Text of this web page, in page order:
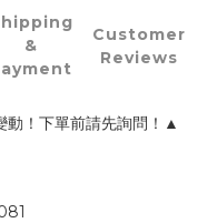
&
Customer
Reviews
動！下單前請先詢問！▲